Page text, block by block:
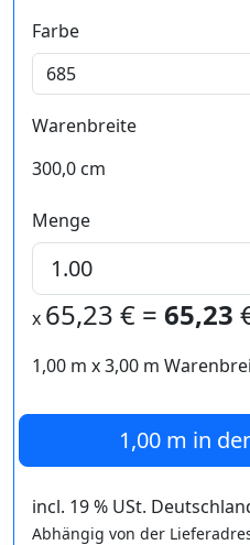
Farbe
Warenbreite
300,0 cm
Menge
x 65,23 € = 65,23
1,00 m x3,00 m
1,00 m in
incl. 19 % USt.
Abhängig von der